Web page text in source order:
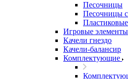
Песочницы
Песочницы
Игровые элементы
Качели гнездо
Качели-балансир
Комплектующие